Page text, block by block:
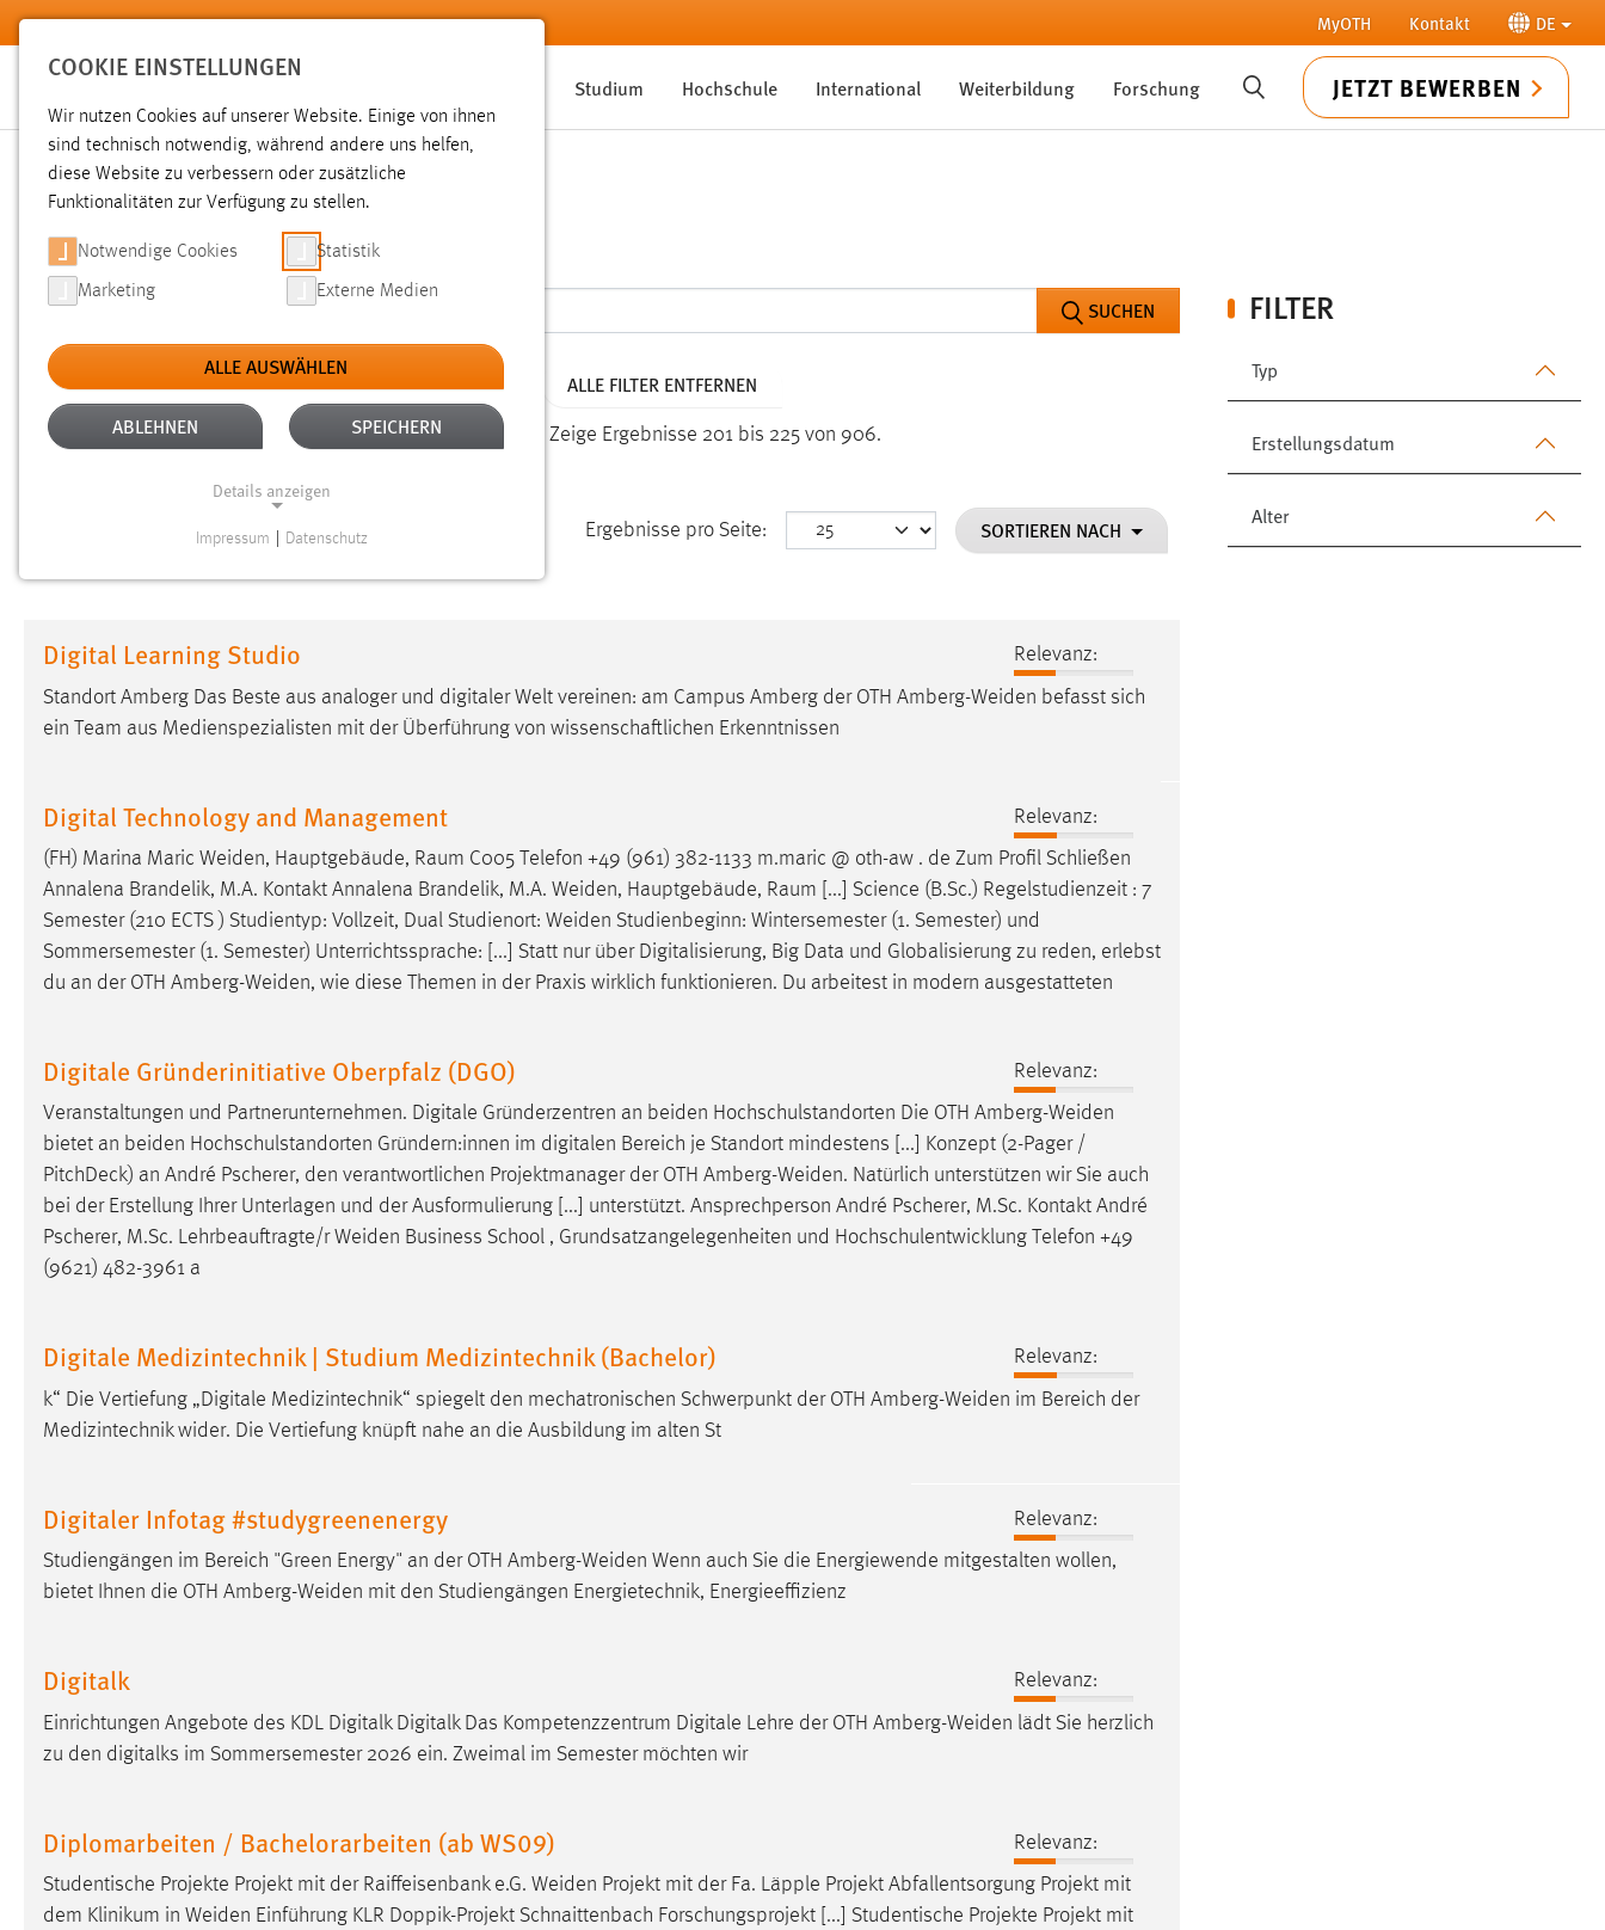
Zum Hauptinhalt springen MyOTH Kontakt DE
Studium Hochschule International Weiterbildung Forschung SUCHE JETZT BEWERBEN
SUCHE
FILTER
Typ
Erstellungsdatum
Alter
SUCHEN
Aktive Filter: TYP: SEITEN ALTER: ÜBER EIN JAHR ALLE FILTER ENTFERNEN
Gesucht nach "weide". Es wurden 906 Ergebnisse gefunden. Zeige Ergebnisse 201 bis 225 von 906.
Ergebnisse pro Seite: SORTIEREN NACH
Digital Learning Studio
Relevanz:
Standort Amberg Das Beste aus analoger und digitaler Welt vereinen: am Campus Amberg der OTH Amberg-Weiden befasst sich
ein Team aus Medienspezialisten mit der Überführung von wissenschaftlichen Erkenntnissen
Digital Technology and Management
Relevanz:
(FH) Marina Maric Weiden, Hauptgebäude, Raum C005 Telefon +49 (961) 382-1133 m.maric @ oth-aw . de Zum Profil Schließen
Annalena Brandelik, M.A. Kontakt Annalena Brandelik, M.A. Weiden, Hauptgebäude, Raum [...] Science (B.Sc.) Regelstudienzeit : 7
Semester (210 ECTS ) Studientyp: Vollzeit, Dual Studienort: Weiden Studienbeginn: Wintersemester (1. Semester) und
Sommersemester (1. Semester) Unterrichtssprache: [...] Statt nur über Digitalisierung, Big Data und Globalisierung zu reden, erlebst
du an der OTH Amberg-Weiden, wie diese Themen in der Praxis wirklich funktionieren. Du arbeitest in modern ausgestatteten
Digitale Gründerinitiative Oberpfalz (DGO)
Relevanz:
Veranstaltungen und Partnerunternehmen. Digitale Gründerzentren an beiden Hochschulstandorten Die OTH Amberg-Weiden
bietet an beiden Hochschulstandorten Gründern:innen im digitalen Bereich je Standort mindestens [...] Konzept (2-Pager /
PitchDeck) an André Pscherer, den verantwortlichen Projektmanager der OTH Amberg-Weiden. Natürlich unterstützen wir Sie auch
bei der Erstellung Ihrer Unterlagen und der Ausformulierung [...] unterstützt. Ansprechperson André Pscherer, M.Sc. Kontakt André
Pscherer, M.Sc. Lehrbeauftragte/rWeiden Business School , Grundsatzangelegenheiten und Hochschulentwicklung Telefon +49
(9621) 482-3961 a
Digitale Medizintechnik | Studium Medizintechnik (Bachelor)
Relevanz:
k“ Die Vertiefung „Digitale Medizintechnik“ spiegelt den mechatronischen Schwerpunkt der OTH Amberg-Weiden im Bereich der
Medizintechnik wider. Die Vertiefung knüpft nahe an die Ausbildung im alten St
Digitaler Infotag #studygreenenergy
Relevanz:
Studiengängen im Bereich "Green Energy" an der OTH Amberg-Weiden Wenn auch Sie die Energiewende mitgestalten wollen,
bietet Ihnen die OTH Amberg-Weiden mit den Studiengängen Energietechnik, Energieeffizienz
Digitalk
Relevanz:
Einrichtungen Angebote des KDL Digitalk Digitalk Das Kompetenzzentrum Digitale Lehre der OTH Amberg-Weiden lädt Sie herzlich
zu den digitalks im Sommersemester 2026 ein. Zweimal im Semester möchten wir
Diplomarbeiten / Bachelorarbeiten (ab WS09)
Relevanz:
Studentische Projekte Projekt mit der Raiffeisenbank e.G. Weiden Projekt mit der Fa. Läpple Projekt Abfallentsorgung Projekt mit
dem Klinikum in Weiden Einführung KLR Doppik-Projekt Schnaittenbach Forschungsprojekt [...] Studentische Projekte Projekt mit
COOKIE EINSTELLUNGEN
Wir nutzen Cookies auf unserer Website. Einige von ihnen
sind technisch notwendig, während andere uns helfen,
diese Website zu verbessern oder zusätzliche
Funktionalitäten zur Verfügung zu stellen.
Notwendige Cookies Statistik
Marketing Externe Medien
ALLE AUSWÄHLEN
ABLEHNEN SPEICHERN
Details anzeigen
Website erforderlich.
Einverständnis
Zweck:
Dieser Cookie speichert die
ausgewählten Einverständnis-Optionen
des Benutzers
Cookie Laufzeit: 1 Jahr
Performance
Zweck:
Für performante Seitenauslieferung wird
in diesem Cookie gespeichert, ob man
eingeloggt ist.
Sprachpräferenz
Name: site-language-preference
Zweck:
Cookie Laufzeit: 30 Tage
Chat
5e9dbeb1811c0446
Zweck:
Wird benötigt um die Chatfunktion
nutzen zu können.
Zweck:
Dieser Cookie ist notwendig um sich an
der Website einloggen zu können.
Impressum Datenschutz